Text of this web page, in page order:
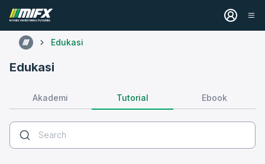
Edukasi
Edukasi
Akademi Tutorial Ebook